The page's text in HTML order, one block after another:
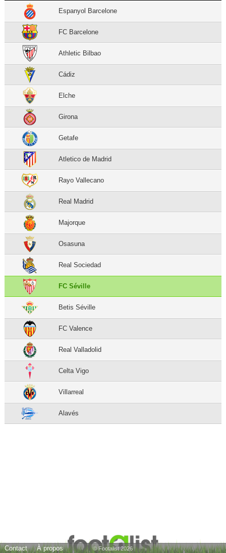
Espanyol Barcelone
FC Barcelone
Athletic Bilbao
Cádiz
Elche
Girona
Getafe
Atletico de Madrid
Rayo Vallecano
Real Madrid
Majorque
Osasuna
Real Sociedad
FC Séville
Betis Séville
FC Valence
Real Valladolid
Celta Vigo
Villarreal
Alavés
Contact
À propos
© Footalist 2026